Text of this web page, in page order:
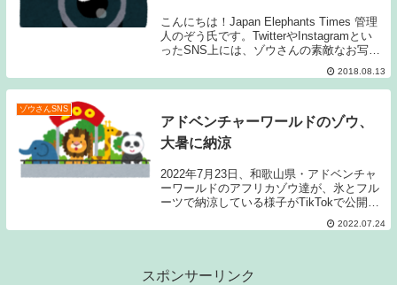
こんにちは！Japan Elephants Times 管理
人のぞう氏です。TwitterやInstagramとい
ったSNS上には、ゾウさんの素敵なお写真
を掲載しているアカウントがたくさんあり
ますね。その中でも、とくにおすすめのア
カウントを...
2018.08.13
ゾウさんSNS
アドベンチャーワールドのゾウ、
大暑に納涼
2022年7月23日、和歌山県・アドベンチャ
ーワールドのアフリカゾウ達が、氷とフル
ーツで納涼している様子がTikTokで公開さ
れました。 @adventureworldofficial 暑い夏
も元気に過ごすぞ～う！#アドベンチャー
2022.07.24
スポンサーリンク